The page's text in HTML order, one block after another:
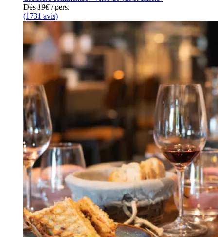
Dès 19€/ pers.
(1731 avis)